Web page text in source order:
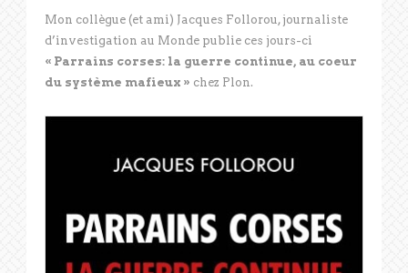
Mon collègue (et ami) Jacques Follorou, journaliste
d’investigation au Monde publie ces jours-ci
« Parrains corses: la guerre continue, au coeur
du système mafieux » chez Plon.